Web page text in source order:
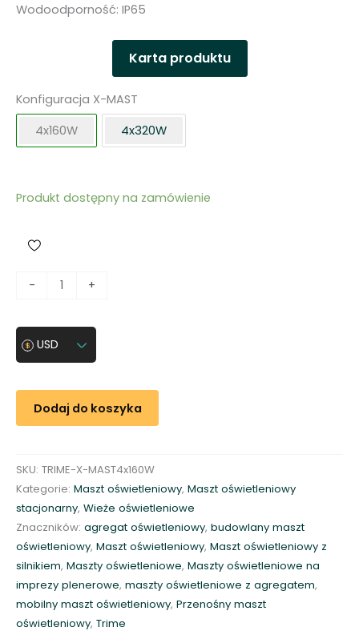
Wodoodporność: IP65
Karta produktu
Konfiguracja X-MAST
4x160W
4x320W
Produkt dostępny na zamówienie
-
ć
a
o
ś
w
i
e
t
l
e
n
+
USD
Dodaj do koszyka
SKU: TRIME-X-MAST4x160W
Kategorie: Maszt oświetleniowy, Maszt oświetleniowy
stacjonarny, Wieże oświetleniowe
Znaczników: agregat oświetleniowy, budowlany maszt
oświetleniowy, Maszt oświetleniowy, Maszt oświetleniowy z
silnikiem, Maszty oświetleniowe, Maszty oświetleniowe na
imprezy plenerowe, maszty oświetleniowe z agregatem,
mobilny maszt oświetleniowy, Przenośny maszt
oświetleniowy, Trime